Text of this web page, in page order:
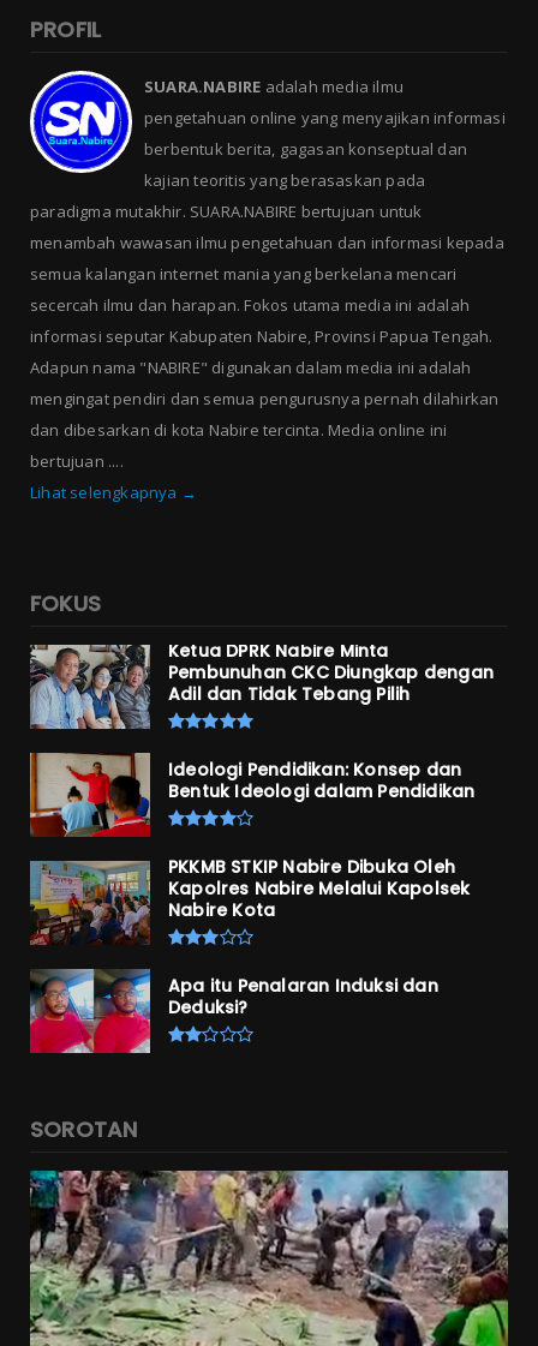
PROFIL
SUARA.NABIRE adalah media ilmu
pengetahuan online yang menyajikan informasi
berbentuk berita, gagasan konseptual dan
kajian teoritis yang berasaskan pada
paradigma mutakhir. SUARA.NABIRE bertujuan untuk
menambah wawasan ilmu pengetahuan dan informasi kepada
semua kalangan internet mania yang berkelana mencari
secercah ilmu dan harapan. Fokos utama media ini adalah
informasi seputar Kabupaten Nabire, Provinsi Papua Tengah.
Adapun nama "NABIRE" digunakan dalam media ini adalah
mengingat pendiri dan semua pengurusnya pernah dilahirkan
dan dibesarkan di kota Nabire tercinta. Media online ini
bertujuan ....
Lihat selengkapnya →
FOKUS
Ketua DPRK Nabire Minta
Pembunuhan CKC Diungkap dengan
Adil dan Tidak Tebang Pilih
Ideologi Pendidikan: Konsep dan
Bentuk Ideologi dalam Pendidikan
PKKMB STKIP Nabire Dibuka Oleh
Kapolres Nabire Melalui Kapolsek
Nabire Kota
Apa itu Penalaran Induksi dan
Deduksi?
SOROTAN